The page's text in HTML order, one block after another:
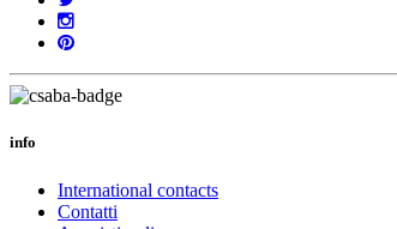
info
International contacts
Contatti